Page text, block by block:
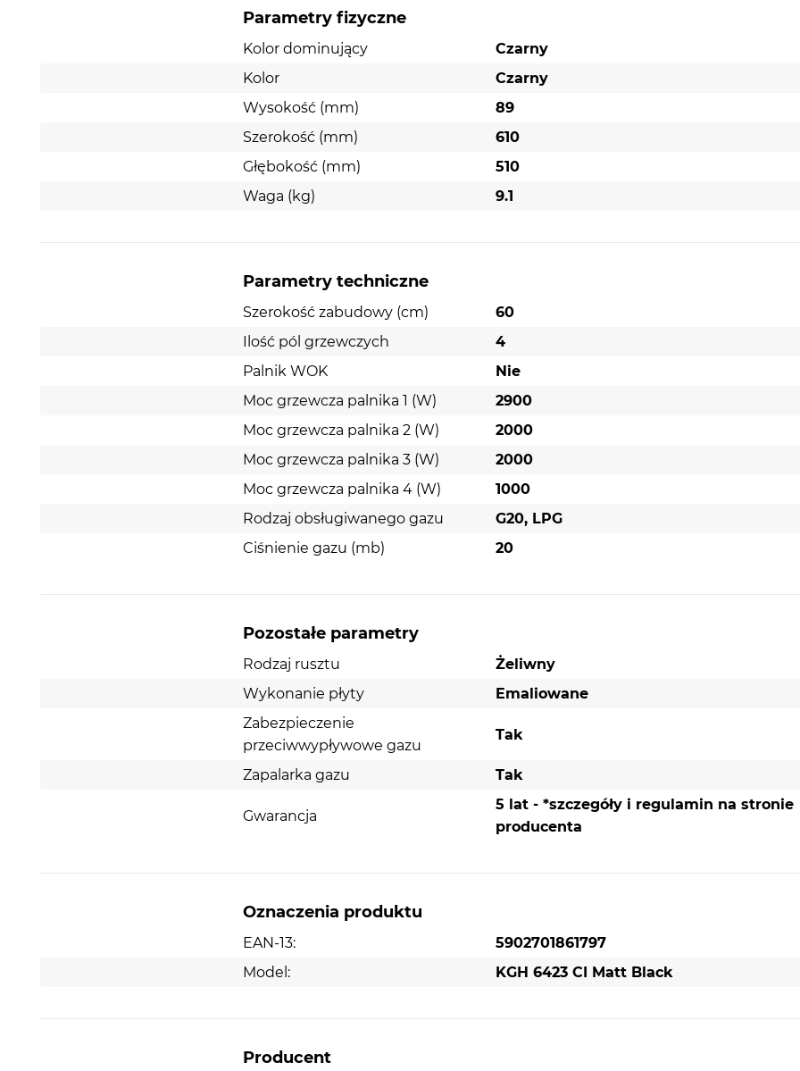
Parametry fizyczne
Kolor dominujący
Czarny
Kolor
Czarny
Wysokość (mm)
89
Szerokość (mm)
610
Głębokość (mm)
510
Waga (kg)
9.1
Parametry techniczne
Szerokość zabudowy (cm)
60
Ilość pól grzewczych
4
Palnik WOK
Nie
Moc grzewcza palnika 1 (W)
2900
Moc grzewcza palnika 2 (W)
2000
Moc grzewcza palnika 3 (W)
2000
Moc grzewcza palnika 4 (W)
1000
Rodzaj obsługiwanego gazu
G20, LPG
Ciśnienie gazu (mb)
20
Pozostałe parametry
Rodzaj rusztu
Żeliwny
Wykonanie płyty
Emaliowane
Zabezpieczenie
przeciwwypływowe gazu
Tak
Zapalarka gazu Tak
Gwarancja
5 lat - *szczegóły i regulamin na stronie
producenta
Oznaczenia produktu
EAN-13:
5902701861797
Model:
KGH 6423 CI Matt Black
Producent